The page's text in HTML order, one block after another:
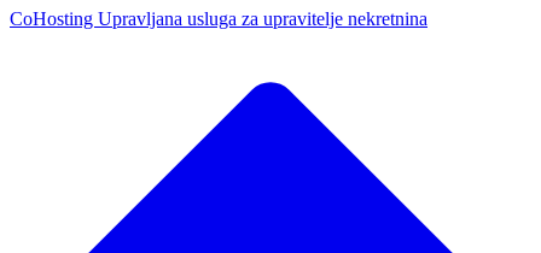
CoHosting Upravljana usluga za upravitelje nekretnina